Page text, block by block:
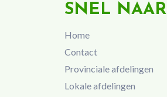
SNEL NAAR
Home
Contact
Provinciale afdelingen
Lokale afdelingen